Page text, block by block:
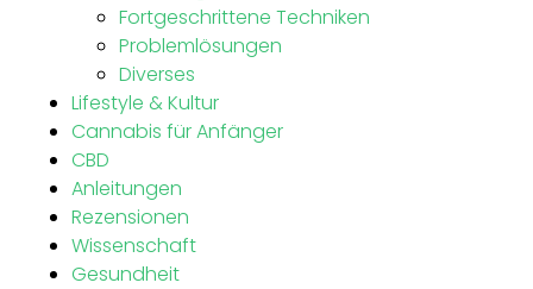
Fortgeschrittene Techniken
Problemlösungen
Diverses
Lifestyle & Kultur
Cannabis für Anfänger
CBD
Anleitungen
Rezensionen
Wissenschaft
Gesundheit